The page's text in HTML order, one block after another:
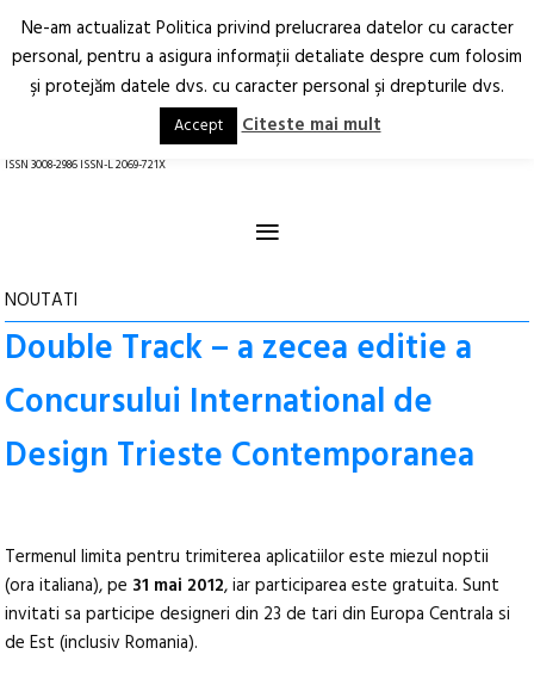
Arhitectură.
Oraș.
RO EN
ISSN 3008-2986 ISSN-L 2069-721X
≡
NOUTATI
Double Track – a zecea editie a
Concursului International de
Design Trieste Contemporanea
Termenul limita pentru trimiterea aplicatiilor este miezul noptii
(ora italiana), pe 31 mai 2012, iar participarea este gratuita. Sunt
invitati sa participe designeri din 23 de tari din Europa Centrala si
de Est (inclusiv Romania).
Ne-am actualizat Politica privind prelucrarea datelor cu caracter
personal, pentru a asigura informaţii detaliate despre cum folosim
şi protejăm datele dvs. cu caracter personal şi drepturile dvs.
Accept Citeste mai mult